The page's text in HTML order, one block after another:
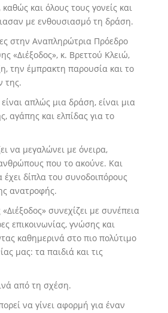
και όλους τους γονείς και
με ενθουσιασμό τη δράση.
στην Αναπληρώτρια Πρόεδρο
«Διέξοδος», κ. Βρεττού Κλειώ,
την έμπρακτη παρουσία και το
της.
απλώς μια δράση, είναι μια
αγάπης και ελπίδας για το
να μεγαλώνει με όνειρα,
που το ακούνε. Και
έχει δίπλα του συνοδοιπόρους
ανατροφής.
συνεχίζει με συνέπεια
επικοινωνίας, γνώσης και
καθημερινά στο πιο πολύτιμο
μας: τα παιδιά και τις
από τη σχέση.
να γίνει αφορμή για έναν